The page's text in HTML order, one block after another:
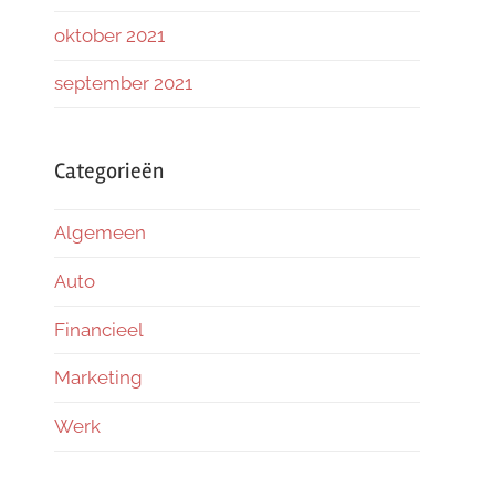
oktober 2021
september 2021
Categorieën
Algemeen
Auto
Financieel
Marketing
Werk